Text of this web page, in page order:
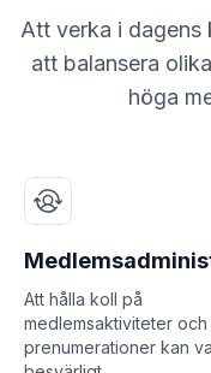
Att verka i dagens
att balansera
höga
Att hålla koll på
medlemsaktiviteter och
prenumerationer kan